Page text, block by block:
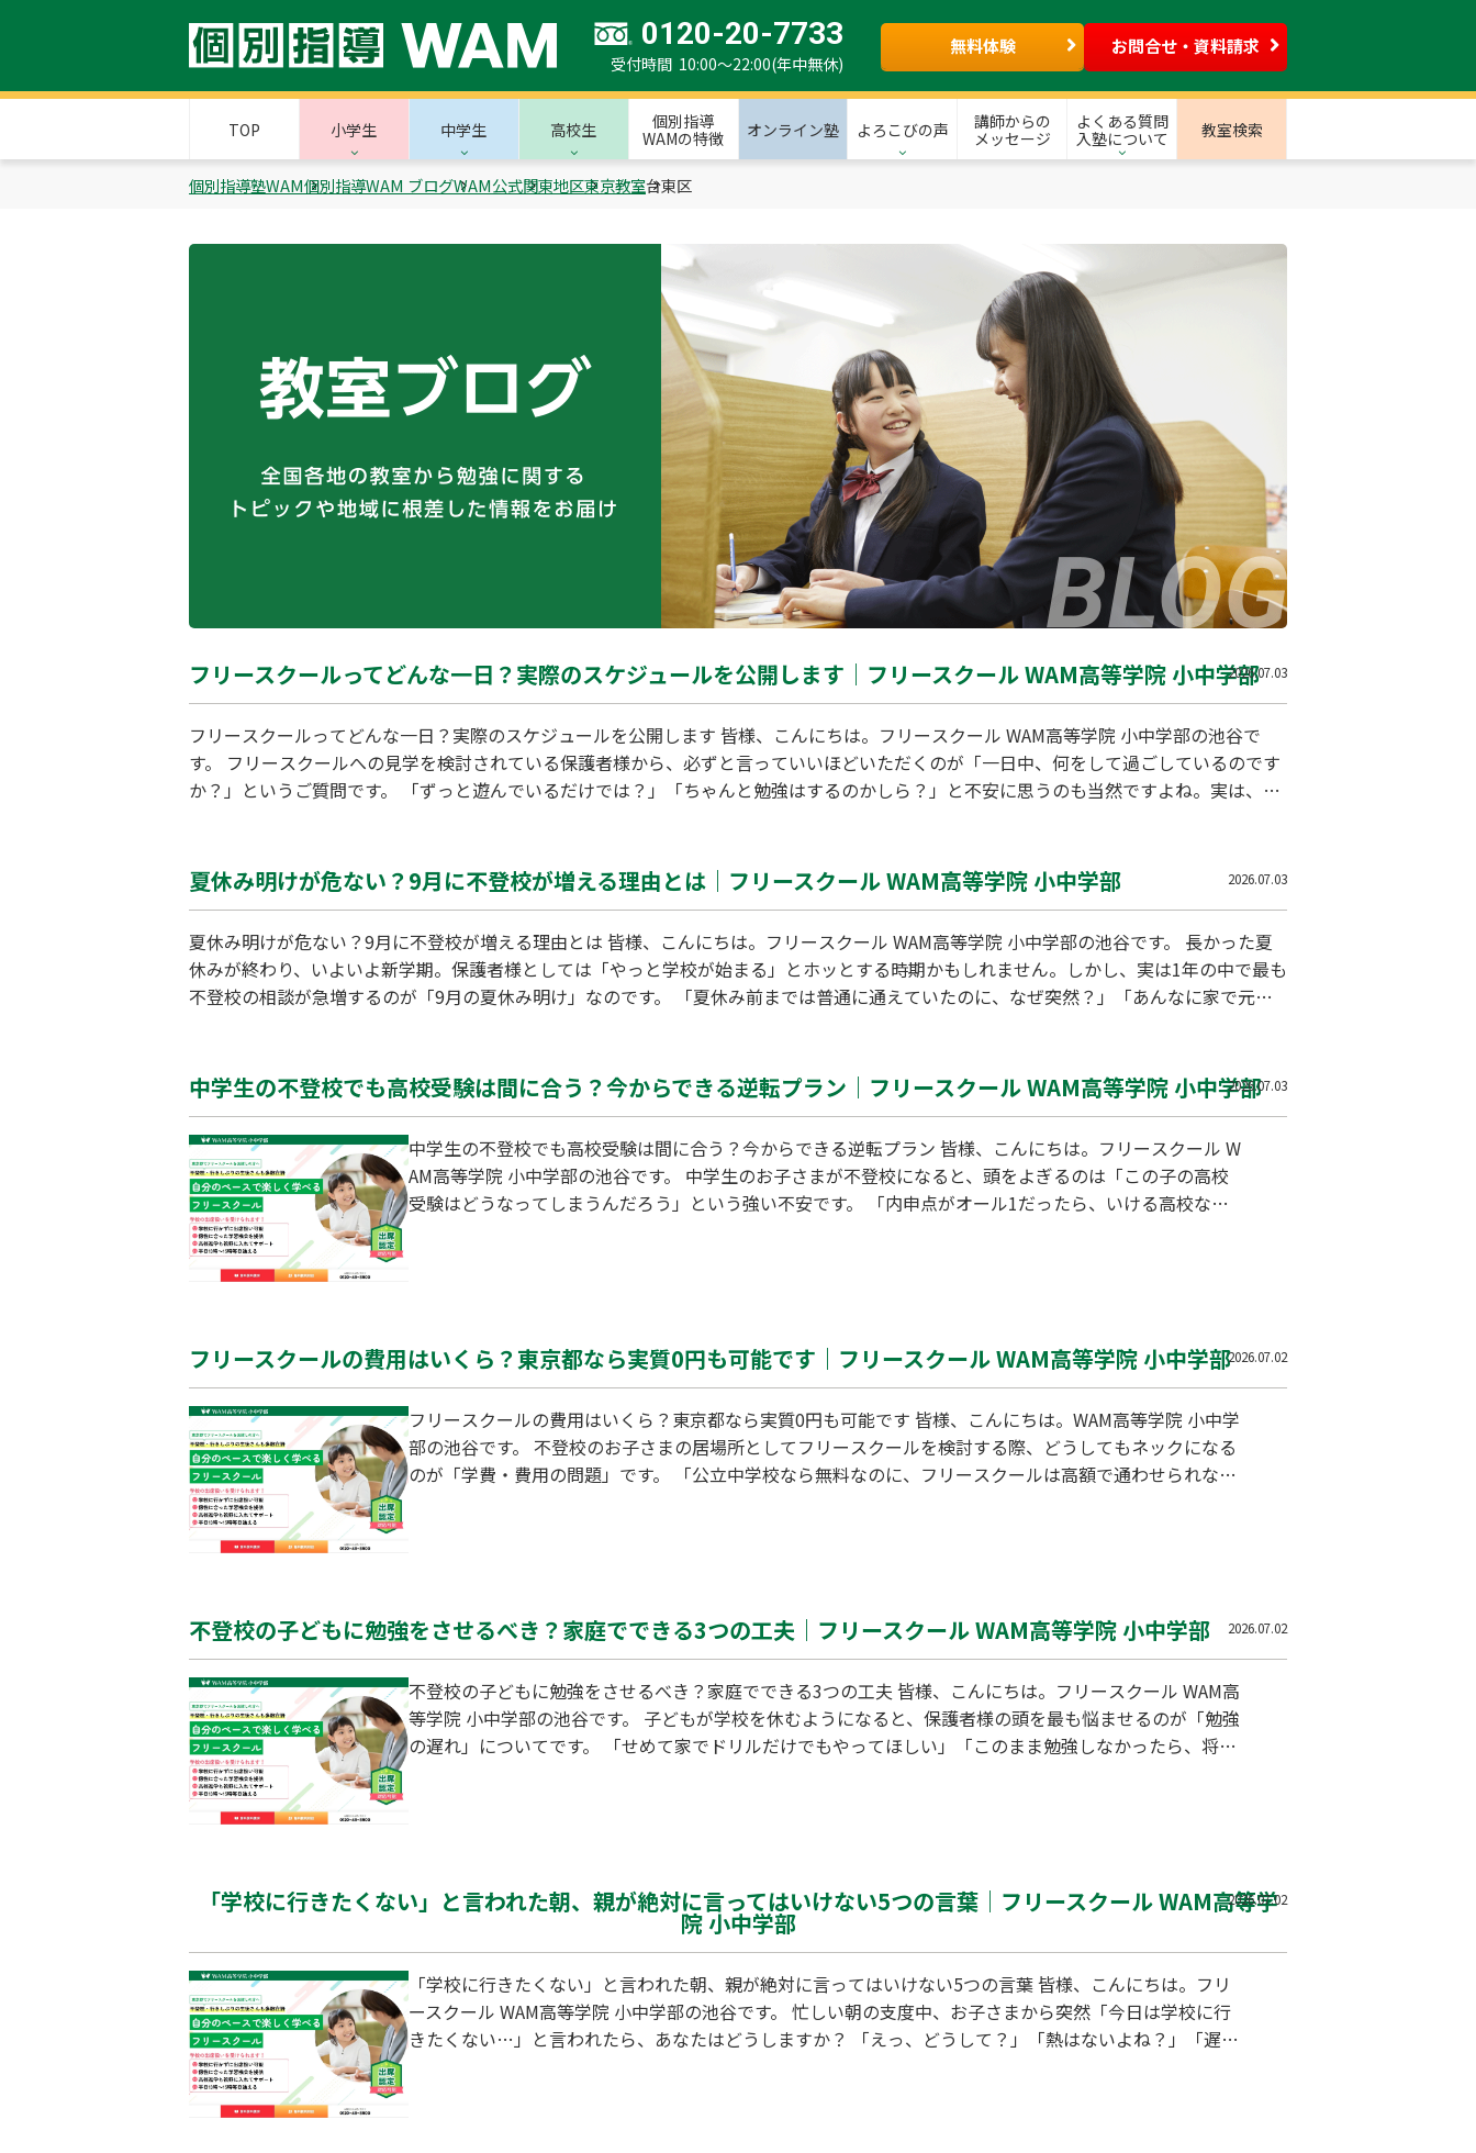
0120-20-7733
受付時間 10:00～22:00(年中無休)
無料体験 お問合せ・資料請求
TOP 小学生 中学生 高校生
個別指導
WAMの特徴
オンライン塾 よろこびの声
講師からの
メッセージ
よくある質問
入塾について
教室検索
個別指導塾WAM個別指導WAM ブログWAM公式関東地区東京教室台東区
2026.07.03
フリースクールってどんな一日？実際のスケジュールを公開します｜フリースクール WAM高等学院 小中学部
フリースクールってどんな一日？実際のスケジュールを公開します 皆様、こんにちは。フリースクール WAM高等学院 小中学部の池谷で
す。 フリースクールへの見学を検討されている保護者様から、必ずと言っていいほどいただくのが「一日中、何をして過ごしているのです
か？」というご質問です。 「ずっと遊んでいるだけでは？」「ちゃんと勉強はするのかしら？」と不安に思うのも当然ですよね。実は、フ
2026.07.03
夏休み明けが危ない？9月に不登校が増える理由とは｜フリースクール WAM高等学院 小中学部
夏休み明けが危ない？9月に不登校が増える理由とは 皆様、こんにちは。フリースクール WAM高等学院 小中学部の池谷です。 長かった夏
休みが終わり、いよいよ新学期。保護者様としては「やっと学校が始まる」とホッとする時期かもしれません。しかし、実は1年の中で最も
不登校の相談が急増するのが「9月の夏休み明け」なのです。 「夏休み前までは普通に通えていたのに、なぜ突然？」「あんなに家で元気
2026.07.03
中学生の不登校でも高校受験は間に合う？今からできる逆転プラン｜フリースクール WAM高等学院 小中学部
中学生の不登校でも高校受験は間に合う？今からできる逆転プラン 皆様、こんにちは。フリースクール W
AM高等学院 小中学部の池谷です。 中学生のお子さまが不登校になると、頭をよぎるのは「この子の高校
受験はどうなってしまうんだろう」という強い不安です。 「内申点がオール1だったら、いける高校なん
2026.07.02
フリースクールの費用はいくら？東京都なら実質0円も可能です｜フリースクール WAM高等学院 小中学部
フリースクールの費用はいくら？東京都なら実質0円も可能です 皆様、こんにちは。WAM高等学院 小中学
部の池谷です。 不登校のお子さまの居場所としてフリースクールを検討する際、どうしてもネックになる
のが「学費・費用の問題」です。 「公立中学校なら無料なのに、フリースクールは高額で通わせられな
2026.07.02
不登校の子どもに勉強をさせるべき？家庭でできる3つの工夫｜フリースクール WAM高等学院 小中学部
不登校の子どもに勉強をさせるべき？家庭でできる3つの工夫 皆様、こんにちは。フリースクール WAM高
等学院 小中学部の池谷です。 子どもが学校を休むようになると、保護者様の頭を最も悩ませるのが「勉強
の遅れ」についてです。 「せめて家でドリルだけでもやってほしい」「このまま勉強しなかったら、将来
2026.07.02
「学校に行きたくない」と言われた朝、親が絶対に言ってはいけない5つの言葉｜フリースクール WAM高等学
院 小中学部
「学校に行きたくない」と言われた朝、親が絶対に言ってはいけない5つの言葉 皆様、こんにちは。フリ
ースクール WAM高等学院 小中学部の池谷です。 忙しい朝の支度中、お子さまから突然「今日は学校に行
きたくない…」と言われたら、あなたはどうしますか？ 「えっ、どうして？」「熱はないよね？」「遅刻